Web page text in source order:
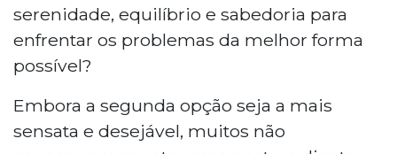
serenidade, equilíbrio e sabedoria para
enfrentar os problemas da melhor forma
possível?
Embora a segunda opção seja a mais
sensata e desejável, muitos não